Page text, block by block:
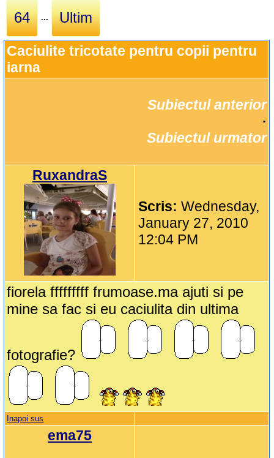
64 ... Ultim
Caciulite tricotate pentru copii pentru
iarna
Subiectul anterior
Subiectul urmator
RuxandraS
Scris:Wednesday,
January 27, 2010
12:04 PM
fiorela fffffffff frumoase.ma ajuti si pe
mine sa fac si eu caciulita din ultima
fotografie?
Inapoi sus
ema75